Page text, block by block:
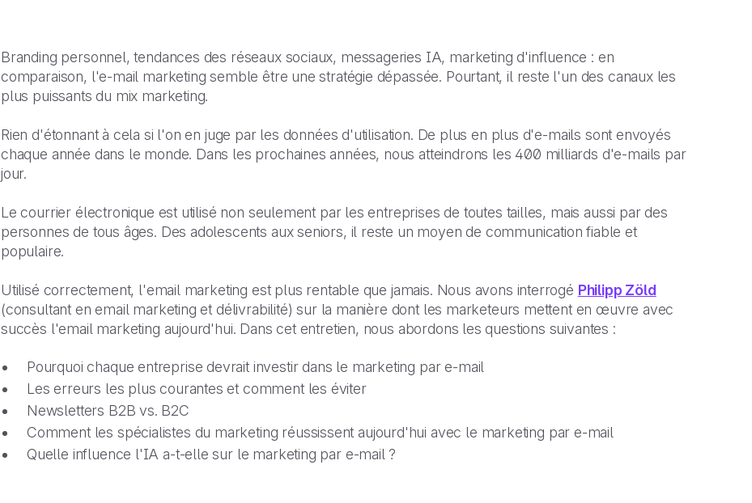
Branding personnel, tendances des réseaux sociaux, messageries IA, marketing d'influence : en
comparaison, l'e-mail marketing semble être une stratégie dépassée. Pourtant, il reste l'un des canaux les
plus puissants du mix marketing.
Rien d'étonnant à cela si l'on en juge par les données d'utilisation. De plus en plus d'e-mails sont envoyés
chaque année dans le monde. Dans les prochaines années, nous atteindrons les 400 milliards d'e-mails par
jour.
Le courrier électronique est utilisé non seulement par les entreprises de toutes tailles, mais aussi par des
personnes de tous âges. Des adolescents aux seniors, il reste un moyen de communication fiable et
populaire.
Utilisé correctement, l'email marketing est plus rentable que jamais. Nous avons interrogé Philipp Zöld
(consultant en email marketing et délivrabilité) sur la manière dont les marketeurs mettent en œuvre avec
succès l'email marketing aujourd'hui. Dans cet entretien, nous abordons les questions suivantes :
Pourquoi chaque entreprise devrait investir dans le marketing par e-mail
Les erreurs les plus courantes et comment les éviter
Newsletters B2B vs. B2C
Comment les spécialistes du marketing réussissent aujourd'hui avec le marketing par e-mail
Quelle influence l'IA a-t-elle sur le marketing par e-mail ?